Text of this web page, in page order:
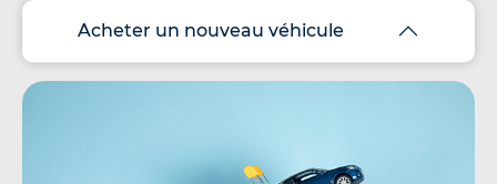
Acheter un nouveau véhicule